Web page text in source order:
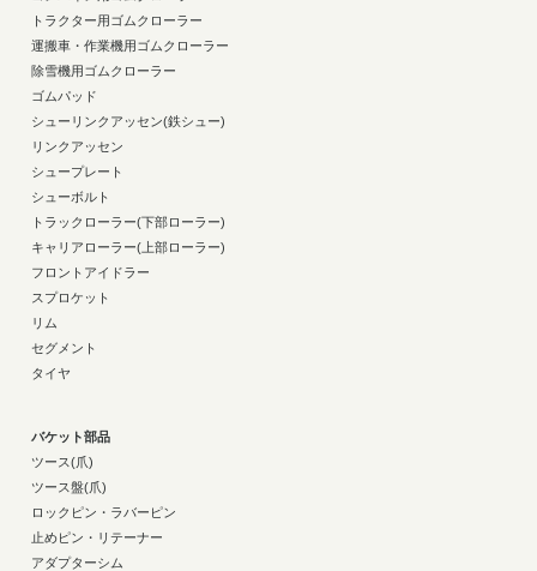
トラクター用ゴムクローラー
運搬車・作業機用ゴムクローラー
除雪機用ゴムクローラー
ゴムパッド
シューリンクアッセン(鉄シュー)
リンクアッセン
シュープレート
シューボルト
トラックローラー(下部ローラー)
キャリアローラー(上部ローラー)
フロントアイドラー
スプロケット
リム
セグメント
タイヤ
バケット部品
ツース(爪)
ツース盤(爪)
ロックピン・ラバーピン
止めピン・リテーナー
アダプターシム